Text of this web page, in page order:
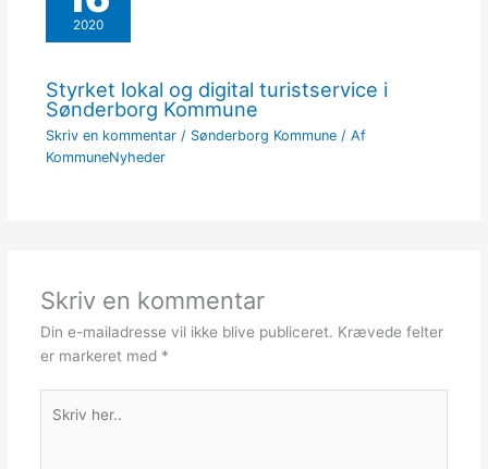
2020
Styrket lokal og digital turistservice i
Sønderborg Kommune
Skriv en kommentar / Sønderborg Kommune/ Af
KommuneNyheder
Skriv en kommentar
Din e-mailadresse vil ikke blive publiceret. Krævede felter
er markeret med *
her..